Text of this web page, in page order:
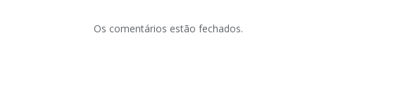
Os comentários estão fechados.